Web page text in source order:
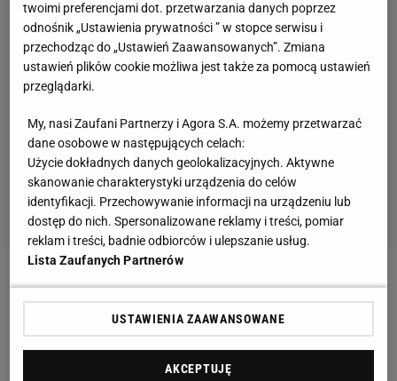
Zobacz wideo"To, co robił Lewandowski, jest
niepojęte. To nie może być przypadek" [SEKCJA
PIŁKARSKA #75]
twoimi preferencjami dot. przetwarzania danych poprzez
odnośnik „Ustawienia prywatności ” w stopce serwisu i
przechodząc do „Ustawień Zaawansowanych”. Zmiana
ustawień plików cookie możliwa jest także za pomocą ustawień
przeglądarki.
My, nasi Zaufani Partnerzy i Agora S.A. możemy przetwarzać
dane osobowe w następujących celach:
Użycie dokładnych danych geolokalizacyjnych. Aktywne
skanowanie charakterystyki urządzenia do celów
identyfikacji. Przechowywanie informacji na urządzeniu lub
dostęp do nich. Spersonalizowane reklamy i treści, pomiar
reklam i treści, badnie odbiorców i ulepszanie usług.
Lista Zaufanych Partnerów
USTAWIENIA ZAAWANSOWANE
AKCEPTUJĘ